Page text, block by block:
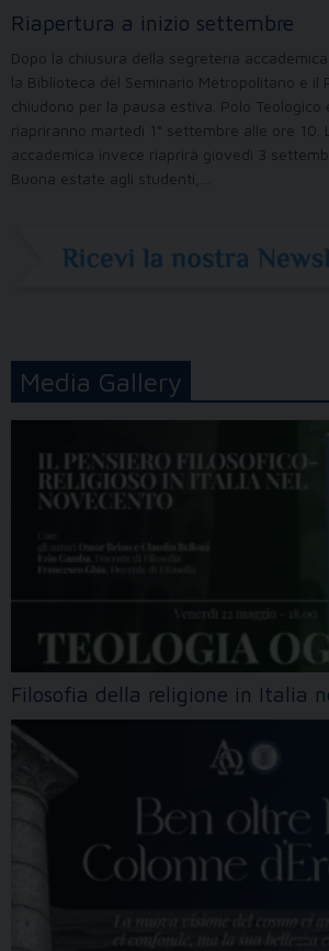
Riapertura a inizio settembre
Dopo la chiusura della segreteria
la Biblioteca del Seminario Metropolitano e il
chiudono per la pausa estiva. Polo Teologico
riapriranno martedì 1° settembre alle ore 10.
accademica invece riaprirà giovedì 3
Buona estate agli studenti,…
Media Gallery
Filosofia della religione in Italia